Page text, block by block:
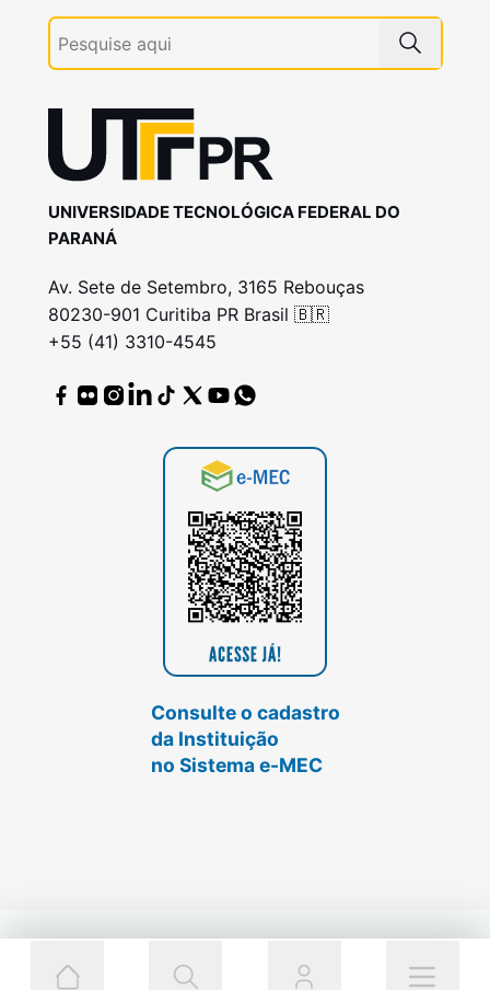
UNIVERSIDADE TECNOLÓGICA FEDERAL DO
PARANÁ
Av. Sete de Setembro, 3165 Rebouças
80230-901 Curitiba PR Brasil 🇧🇷
+55 (41) 3310-4545
Consulte o cadastro
da Instituição
no Sistema e-MEC